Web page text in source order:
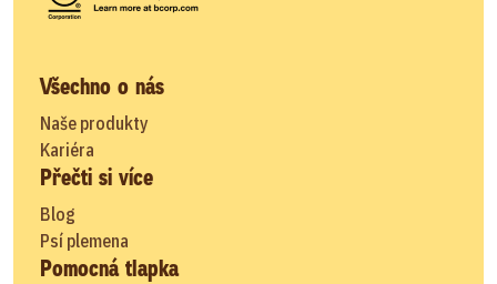
Všechno o nás
Naše produkty
Kariéra
Přečti si více
Blog
Psí plemena
Pomocná tlapka